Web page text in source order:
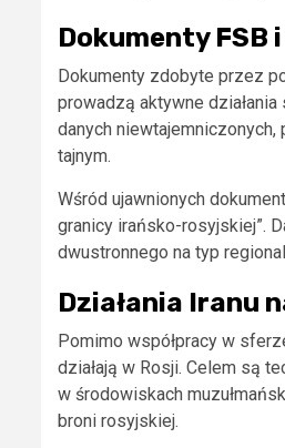
Dokumenty FSB
Dokumenty zdobyte przez
prowadzą aktywne
danych
tajnym.
Wśród ujawnionych
granicy irańsko-rosyjskiej”.
dwustronnego na typ
Działania Iranu
Pomimo współpracy w
działają w Rosji. Celem są
w środowiskach
broni rosyjskiej.